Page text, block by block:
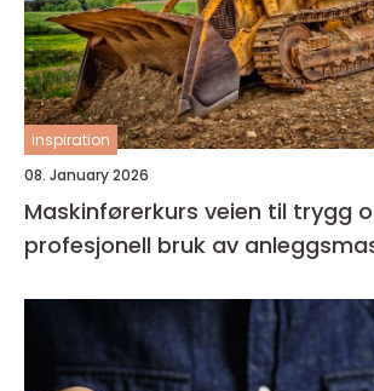
inspiration
08. January 2026
Maskinførerkurs veien til trygg og
profesjonell bruk av